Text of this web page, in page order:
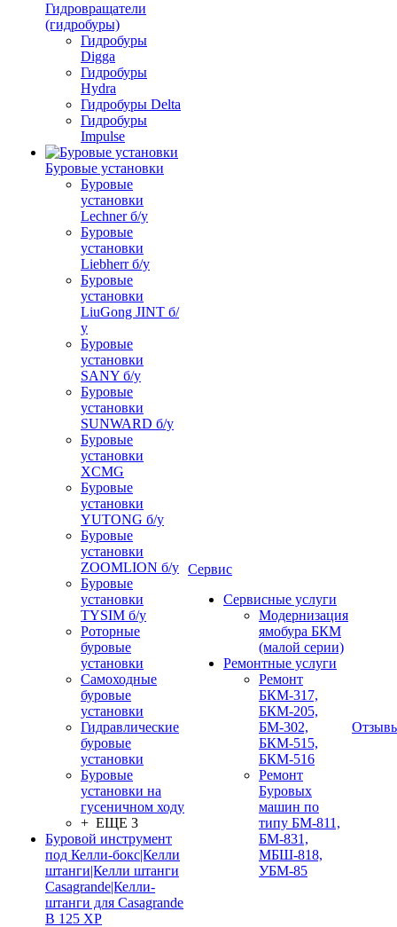
Гидровращатели
(гидробуры)
Гидробуры
Digga
Гидробуры
Hydra
Гидробуры Delta
Гидробуры
Impulse
Буровые установки
Буровые
установки
Lechner б/у
Буровые
установки
Liebherr б/у
Буровые
установки
LiuGong JINT б/
у
Буровые
установки
SANY б/у
Буровые
установки
SUNWARD б/у
Буровые
установки
XCMG
Буровые
установки
YUTONG б/у
Буровые
установки
ZOOMLION б/у
Буровые
установки
TYSIM б/у
Роторные
буровые
установки
Самоходные
буровые
установки
Гидравлические
буровые
установки
Буровые
установки на
гусеничном ходу
+ ЕЩЕ 3
Буровой инструмент
под Келли-бокс|Келли
штанги|Келли штанги
Casagrande|Келли-
штанги для Casagrande
B 125 XP
Сервис
Сервисные услуги
Модернизация
ямобура БКМ
(малой серии)
Ремонтные услуги
Ремонт
БКМ-317,
БКМ-205,
БМ-302,
БКМ-515,
БКМ-516
Ремонт
Буровых
машин по
типу БМ-811,
БМ-831,
МБШ-818,
УБМ-85